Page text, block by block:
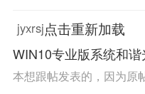
置顶 悉数整理了一些
jyxrsj点击重新加载
WIN10专业版系统和